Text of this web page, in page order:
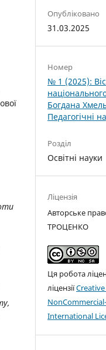
ти
Опубліковано
31.03.2025
Номер
№ 1 (2025):
Богдана
Педагогічні
Розділ
Освітні науки
Ліцензія
Авторське
ТРОЦЕНКО
Ця робота
ліцензії
International